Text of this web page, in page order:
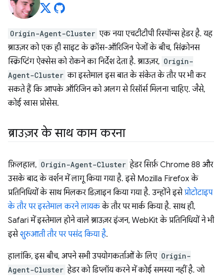
Origin-Agent-Cluster एक नया एचटीटीपी रिस्पॉन्स हेडर है. यह
ब्राउज़र को एक ही साइट के क्रॉस-ऑरिजिन पेजों के बीच, सिंक्रोनस
स्क्रिप्टिंग ऐक्सेस को रोकने का निर्देश देता है. ब्राउज़र, Origin-
Agent-Cluster का इस्तेमाल इस बात के संकेत के तौर पर भी कर
सकते हैं कि आपके ऑरिजिन को अलग से रिसॉर्स मिलना चाहिए. जैसे,
कोई खास प्रोसेस.
ब्राउज़र के साथ काम करना
फ़िलहाल, Origin-Agent-Cluster हेडर सिर्फ़ Chrome 88 और
उसके बाद के वर्शन में लागू किया गया है. इसे Mozilla Firefox के
प्रतिनिधियों के साथ मिलकर डिज़ाइन किया गया है. उन्होंने इसेप्रोटोटाइप
के तौर पर इस्तेमाल करने लायकके तौर पर मार्क किया है. साथ ही,
Safari में इस्तेमाल होने वाले ब्राउज़र इंजन, WebKit के प्रतिनिधियों ने भी
इसेशुरुआती तौर पर पसंद किया है.
हालांकि, इस बीच, अपने सभी उपयोगकर्ताओं के लिए Origin-
Agent-Cluster हेडर को डिप्लॉय करने में कोई समस्या नहीं है. जो